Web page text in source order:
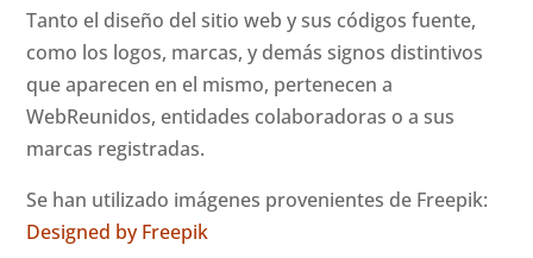
Tanto el diseño del sitio web y sus códigos fuente,
como los logos, marcas, y demás signos distintivos
que aparecen en el mismo, pertenecen a
WebReunidos, entidades colaboradoras o a sus
marcas registradas.
Se han utilizado imágenes provenientes de Freepik:
Designed by Freepik